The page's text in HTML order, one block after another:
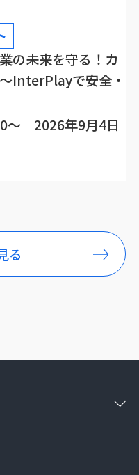
の未来を守る！カ
InterPlayで安全・
～ 2026年9月4日
る